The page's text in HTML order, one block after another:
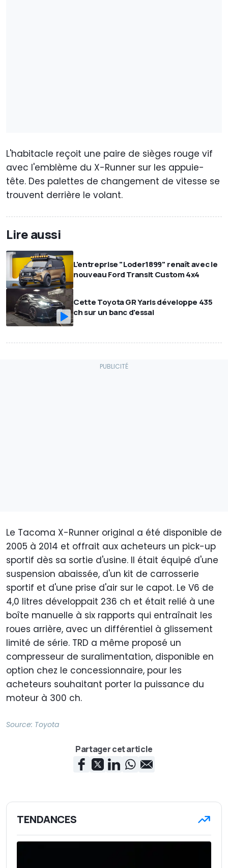
L'habitacle reçoit une paire de sièges rouge vif
avec l'emblème du X-Runner sur les appuie-
tête. Des palettes de changement de vitesse se
trouvent derrière le volant.
Lire aussi
L'entreprise "Loder1899" renaît avec le
nouveau Ford Transit Custom 4x4
Cette Toyota GR Yaris développe 435
ch sur un banc d'essai
Le Tacoma X-Runner original a été disponible de
2005 à 2014 et offrait aux acheteurs un pick-up
sportif dès sa sortie d'usine. Il était équipé d'une
suspension abaissée, d'un kit de carrosserie
sportif et d'une prise d'air sur le capot. Le V6 de
4,0 litres développait 236 ch et était relié à une
boîte manuelle à six rapports qui entraînait les
roues arrière, avec un différentiel à glissement
limité de série. TRD a même proposé un
compresseur de suralimentation, disponible en
option chez le concessionnaire, pour les
acheteurs souhaitant porter la puissance du
moteur à 300 ch.
Source: Toyota
Partager cet article
TENDANCES